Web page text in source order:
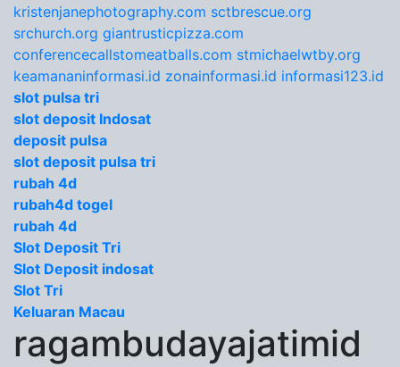
kristenjanephotography.com sctbrescue.org
srchurch.org giantrusticpizza.com
conferencecallstomeatballs.com stmichaelwtby.org
keamananinformasi.id zonainformasi.id informasi123.id
slot pulsa tri
slot deposit Indosat
deposit pulsa
slot deposit pulsa tri
rubah 4d
rubah4d togel
rubah 4d
Slot Deposit Tri
Slot Deposit indosat
Slot Tri
Keluaran Macau
ragambudayajatimid